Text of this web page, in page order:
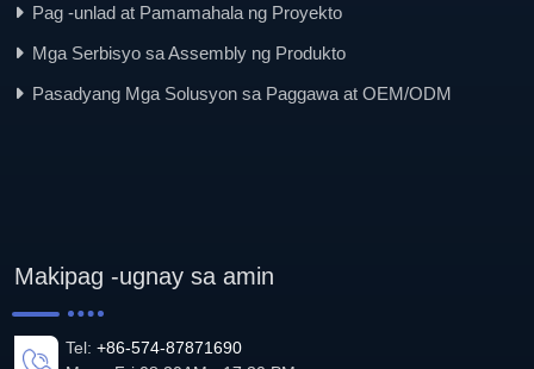
Pag -unlad at Pamamahala ng Proyekto
Mga Serbisyo sa Assembly ng Produkto
Pasadyang Mga Solusyon sa Paggawa at OEM/ODM
Makipag -ugnay sa amin
Tel: +86-574-87871690